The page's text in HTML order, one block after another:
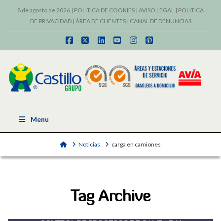
8 de agosto de 2026 | POLITICA DE COOKIES | AVISO LEGAL | POLITICA
DE PRIVACIDAD| ÁREA DE CLIENTES| CANAL DE DENUNCIAS
Facebook
X LinkedInYouTubeInstagram
Pinterest
Menu
HomeNoticias carga en camiones
Tag Archive